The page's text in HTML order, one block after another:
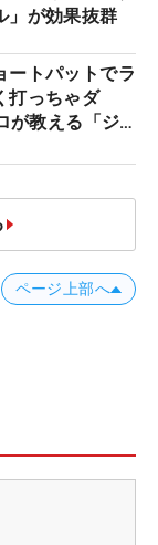
」が効果抜群
ートパットでラ
打っちゃダ
教える「ジ
ページ上部へ